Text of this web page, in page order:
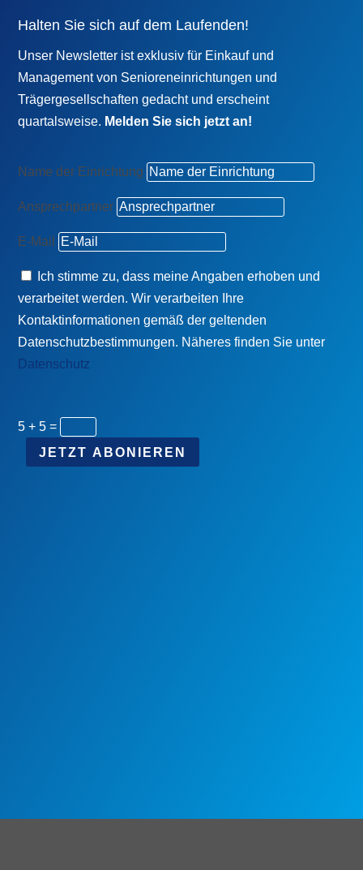
Halten Sie sich auf dem Laufenden!
Unser Newsletter ist exklusiv für Einkauf und
Management von Senioreneinrichtungen und
Trägergesellschaften gedacht und erscheint
quartalsweise. Melden Sie sich jetzt an!
Name der Einrichtung
Ansprechpartner
E-Mail
Ich stimme zu, dass meine Angaben erhoben und
verarbeitet werden. Wir verarbeiten Ihre
Kontaktinformationen gemäß der geltenden
Datenschutzbestimmungen. Näheres finden Sie unter
Datenschutz
5 + 5 =
JETZT ABONIEREN